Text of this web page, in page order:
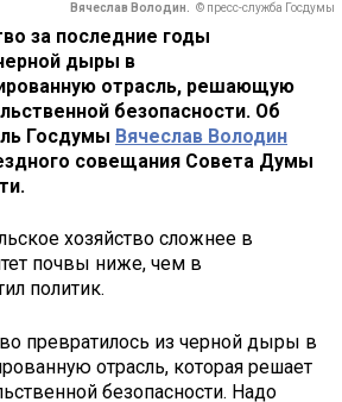
Вячеслав Володин. © пресс-служба Госдумы
за последние годы
дыры в
отрасль, решающую
безопасности. Об
Госдумы Вячеслав Володин
совещания Совета Думы
хозяйство сложнее в
почвы ниже, чем в
политик.
превратилось из черной дыры в
отрасль, которая решает
безопасности. Надо